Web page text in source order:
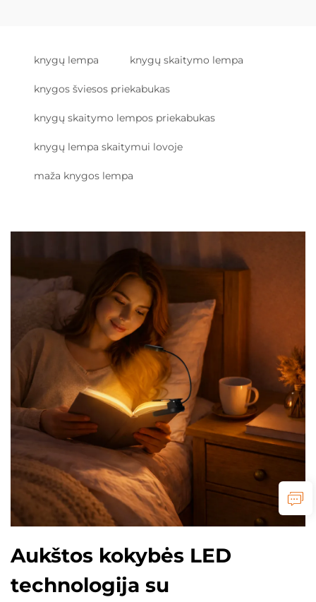
knygų lempa knygų skaitymo lempa
knygos šviesos priekabukas
knygų skaitymo lempos priekabukas
knygų lempa skaitymui lovoje
maža knygos lempa
Aukštos kokybės LED
technologija su